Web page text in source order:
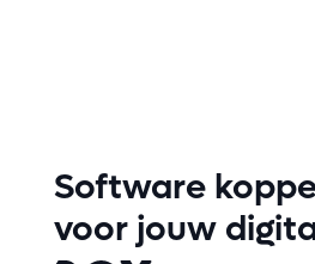
Software
voor jouw